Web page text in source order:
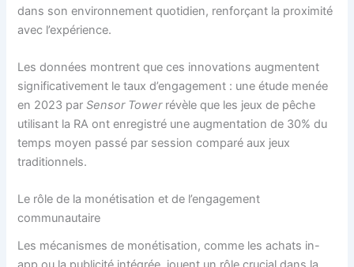
dans son environnement quotidien, renforçant la proximité
avec l’expérience.
Les données montrent que ces innovations augmentent
significativement le taux d’engagement : une étude menée
en 2023 parSensor Towerrévèle que les jeux de pêche
utilisant la RA ont enregistré une augmentation de 30% du
temps moyen passé par session comparé aux jeux
traditionnels.
Le rôle de la monétisation et de l’engagement
communautaire
Les mécanismes de monétisation, comme les achats in-